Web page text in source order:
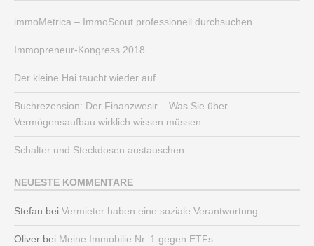
immoMetrica – ImmoScout professionell durchsuchen
Immopreneur-Kongress 2018
Der kleine Hai taucht wieder auf
Buchrezension: Der Finanzwesir – Was Sie über
Vermögensaufbau wirklich wissen müssen
Schalter und Steckdosen austauschen
NEUESTE KOMMENTARE
Stefan bei Vermieter haben eine soziale Verantwortung
Oliver bei Meine Immobilie Nr. 1 gegen ETFs